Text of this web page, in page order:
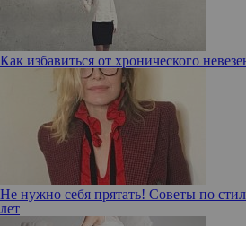
Как избавиться от хронического
Не нужно себя прятать! Советы по
лет